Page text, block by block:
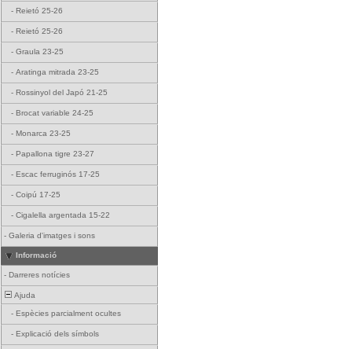
- Reietó 25-26
- Reietó 25-26
- Graula 23-25
- Aratinga mitrada 23-25
- Rossinyol del Japó 21-25
- Brocat variable 24-25
- Monarca 23-25
- Papallona tigre 23-27
- Escac ferruginós 17-25
- Coipú 17-25
- Cigalella argentada 15-22
- Galeria d'imatges i sons
Informació
- Darreres notícies
Ajuda
- Espècies parcialment ocultes
- Explicació dels símbols